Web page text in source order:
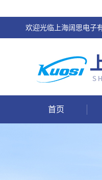
欢迎光临上海阔思电子
首页